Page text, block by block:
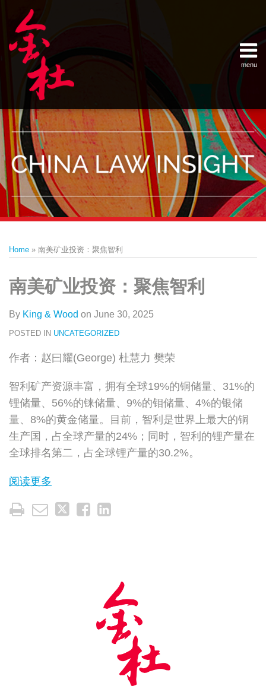
content
menu
Home
- 关于
金杜
Services
- 专业领
域
Contact
- 联系
我们
English
Example Link
China Banking Regulatory
China Insurance Regulatory
China Securities Regulatory
General Administration of Customs
Ministry of Commerce
National Development and Reform
Pacific Rim Advisory Council
State Administration for Industry &
State Administration of Foreign
Supreme People’s Court
World Law Group
RSS
LinkedIn
Weibo
Home » 南美矿业投资：聚焦智利
南美矿业投资：聚焦智利
By King & Wood on June 30, 2025
POSTED IN UNCATEGORIZED
作者：赵曰耀(George) 杜慧力 樊荣
智利矿产资源丰富，拥有全球19%的铜储量、31%的
锂储量、56%的铼储量、9%的钼储量、4%的银储
量、8%的黄金储量。目前，智利是世界上最大的铜
生产国，占全球产量的24%；同时，智利的锂产量在
全球排名第二，占全球锂产量的30.2%。
阅读更多
this
post
this
post
this
post
this
post
on
LinkedIn